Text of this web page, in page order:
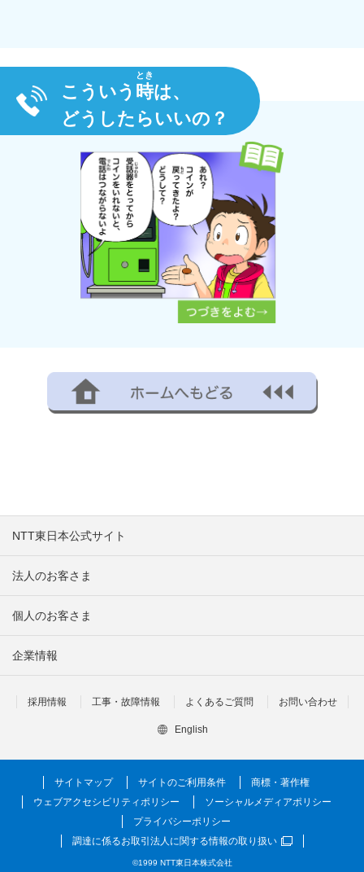
こういう 時
とき
は、
どうしたらいいの？
NTT東日本公式サイト
法人のお客さま
個人のお客さま
企業情報
採用情報 工事・故障情報 よくあるご質問 お問い合わせ
English
サイトマップ サイトのご利用条件
商標・著作権
ウェブアクセシビリティポリシー
ソーシャルメディアポリシー
プライバシーポリシー
調達に係るお取引法人に関する情報の取り扱い
©1999 NTT東日本株式会社